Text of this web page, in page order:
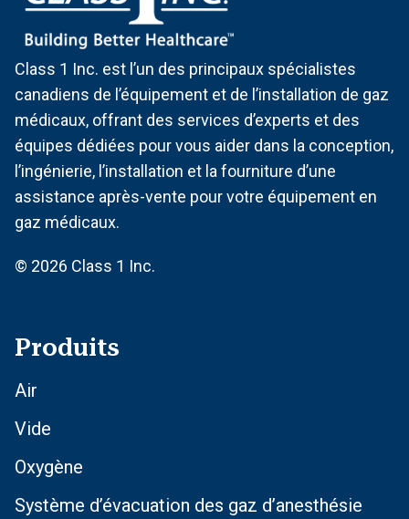
Class 1 Inc. est l’un des principaux spécialistes
canadiens de l’équipement et de l’installation de gaz
médicaux, offrant des services d’experts et des
équipes dédiées pour vous aider dans la conception,
l’ingénierie, l’installation et la fourniture d’une
assistance après-vente pour votre équipement en
gaz médicaux.
© 2026 Class 1 Inc.
Produits
Air
Vide
Oxygène
Système d’évacuation des gaz d’anesthésie